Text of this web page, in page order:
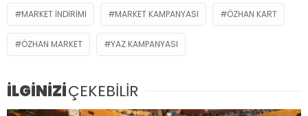
MARKET INDIRIMI MARKET KAMPANYASI ÖZHAN KART
ÖZHAN MARKET YAZ KAMPANYASI
İLGİNİZİÇEKEBİLİR